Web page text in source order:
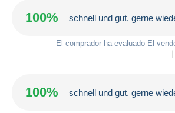
100% schnell und gut. gerne
El comprador ha evaluado El
100% schnell und gut. gerne